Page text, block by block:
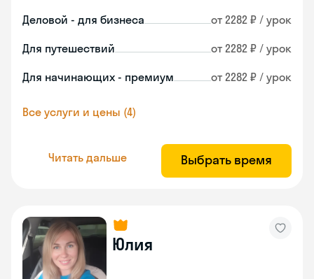
Деловой - для бизнеса от 2282 ₽ / урок
Для путешествий от 2282 ₽ / урок
Для начинающих - премиум от 2282 ₽ / урок
Все услуги и цены (4)
Читать дальше Выбрать время
Юлия